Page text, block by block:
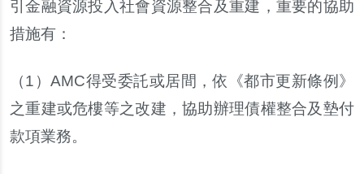
引金融資源投入社會資源整合及重建 ， 重要的協助
措施有 ：
（1 ）AMC得受委託或居間 ，依 《都市更新條例 》
之重建或危樓等之改建 ，協助辦理債權整合及墊付
款項業務。